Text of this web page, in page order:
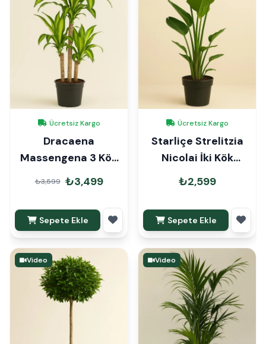
Ücretsiz Kargo
Dracaena
Massengena 3 Kök
110cm
₺3,599 ₺3,499
Sepete Ekle
Ücretsiz Kargo
Starliçe Strelitzia
Nicolai İki Kök
100cm
₺2,599
Sepete Ekle
Video Video